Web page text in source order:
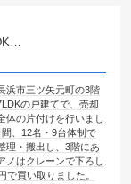
町の3階
、売却
行いまし
体制で
3階にあ
で下ろし
した。
岡